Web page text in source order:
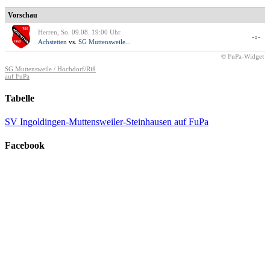
Vorschau
Herren, So. 09.08. 19:00 Uhr
Achstetten vs. SG Muttensweile...
-:-
© FuPa-Widget
SG Muttensweile / Hochdorf/Riß
auf FuPa
Tabelle
SV Ingoldingen-Muttensweiler-Steinhausen auf FuPa
Facebook